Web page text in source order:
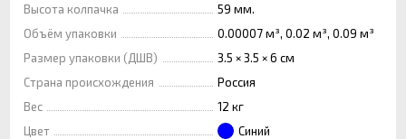
Высота колпачка
59 мм.
Объём упаковки
0.00007 м³, 0.02 м³, 0.09 м³
Размер упаковки (ДШВ)
3.5 × 3.5 × 6 см
Страна происхождения
Россия
Вес
12 кг
Цвет
Синий